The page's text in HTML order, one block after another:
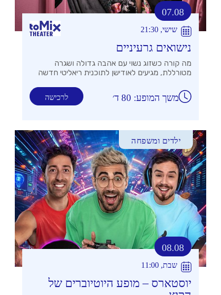
07.08
שישי, 21:30
נישואים גרעיניים
מה קורה כשזוג נשוי עם אהבה גדולה ושגרה
מטורללת, מגיעים לאודישן לתוכנית ריאליטי חדשה
לרכישה משך המופע: 80 ד׳
ילדים ומשפחה
08.08
שבת, 11:00
יוסטארס – מופע היוטיוברים של